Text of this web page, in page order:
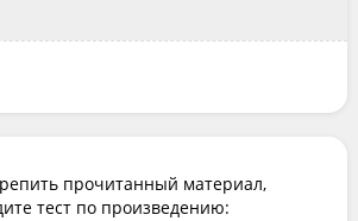
прочитанный материал,
тест по произведению: